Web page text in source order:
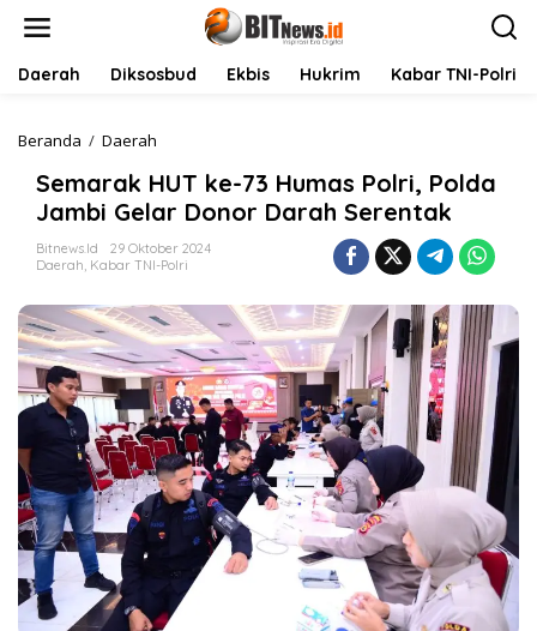
Daerah Diksosbud Ekbis Hukrim Kabar TNI-Polri
Beranda / Daerah
m
a
r
a
k
U
T
k
e
-
7
3
H
u
m
a
l
Semarak HUT ke-73 Humas Polri, Polda
Jambi Gelar Donor Darah Serentak
Bitnews.id
29 Oktober 2024
Daerah, Kabar TNI-Polri